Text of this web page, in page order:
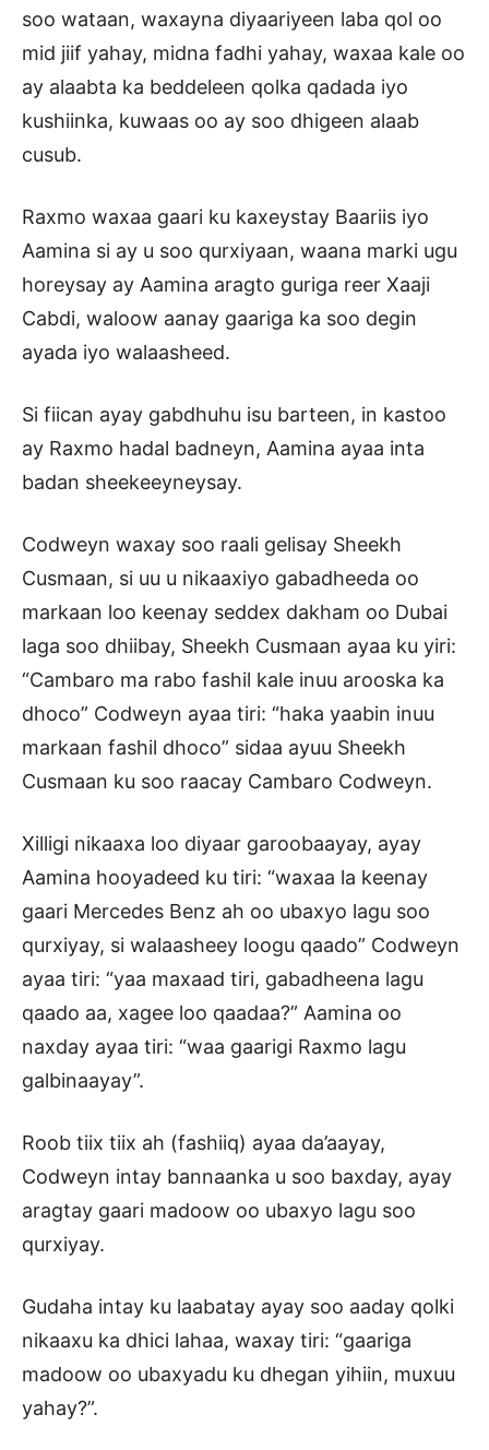
soo wataan, waxayna diyaariyeen laba qol oo
mid jiif yahay, midna fadhi yahay, waxaa kale oo
ay alaabta ka beddeleen qolka qadada iyo
kushiinka, kuwaas oo ay soo dhigeen alaab
cusub.
Raxmo waxaa gaari ku kaxeystay Baariis iyo
Aamina si ay u soo qurxiyaan, waana marki ugu
horeysay ay Aamina aragto guriga reer Xaaji
Cabdi, waloow aanay gaariga ka soo degin
ayada iyo walaasheed.
Si fiican ayay gabdhuhu isu barteen, in kastoo
ay Raxmo hadal badneyn, Aamina ayaa inta
badan sheekeeyneysay.
Codweyn waxay soo raali gelisay Sheekh
Cusmaan, si uu u nikaaxiyo gabadheeda oo
markaan loo keenay seddex dakham oo Dubai
laga soo dhiibay, Sheekh Cusmaan ayaa ku yiri:
“Cambaro ma rabo fashil kale inuu arooska ka
dhoco” Codweyn ayaa tiri: “haka yaabin inuu
markaan fashil dhoco” sidaa ayuu Sheekh
Cusmaan ku soo raacay Cambaro Codweyn.
Xilligi nikaaxa loo diyaar garoobaayay, ayay
Aamina hooyadeed ku tiri: “waxaa la keenay
gaari Mercedes Benz ah oo ubaxyo lagu soo
qurxiyay, si walaasheey loogu qaado” Codweyn
ayaa tiri: “yaa maxaad tiri, gabadheena lagu
qaado aa, xagee loo qaadaa?” Aamina oo
naxday ayaa tiri: “waa gaarigi Raxmo lagu
galbinaayay”.
Roob tiix tiix ah (fashiiq) ayaa da’aayay,
Codweyn intay bannaanka u soo baxday, ayay
aragtay gaari madoow oo ubaxyo lagu soo
qurxiyay.
Gudaha intay ku laabatay ayay soo aaday qolki
nikaaxu ka dhici lahaa, waxay tiri: “gaariga
madoow oo ubaxyadu ku dhegan yihiin, muxuu
yahay?”.